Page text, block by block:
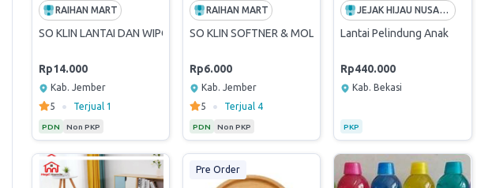
RAIHAN MART
SO KLIN LANTAI DAN WIPOL HARUM DAN BERSIH
Rp14.000
Kab. Jember
5
• Terjual 1
PDN Non PKP
RAIHAN MART
SO KLIN SOFTNER & MOLTO SEKALI BILAS
Rp6.000
Kab. Jember
5
• Terjual 4
PDN Non PKP
JEJAK HIJAU NUSANTARA
Lantai Pelindung Anak
Rp440.000
Kab. Bekasi
PKP
Pre Order